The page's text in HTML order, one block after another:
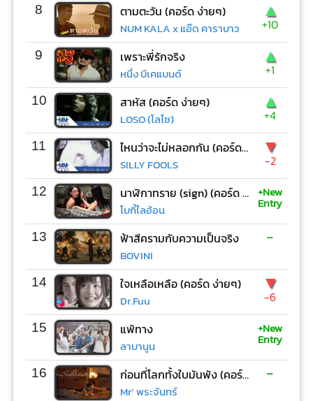
8 ตามตะวัน (คอร์ด ง่ายๆ)
NUM KALA x แอ๊ด คาราบาว
▲
+10
9 เพราะพี่รักจริง
หนึ่ง บีเคแบนด์
▲
+1
10 สาหัส (คอร์ด ง่ายๆ)
LOSO (โลโซ)
▲
+4
11 ไหนว่าจะไม่หลอกกัน (คอร์ด ง่ายๆ)
SILLY FOOLS
▼
-2
12 นาฬิกาทราย (sign) (คอร์ด ง่ายๆ)
โบกี้ไลอ้อน
+New
Entry
13 ฟ้าสีครามกับความเป็นจริง
BOVINI
-
14 ใจเหลือเหลือ (คอร์ด ง่ายๆ)
Dr.Fuu
▼
-6
15 แพ้ทาง
ลาบานูน
+New
Entry
16 ก่อนที่โลกทั้งใบมันพัง (คอร์ด ง่ายๆ)
Mr’ พระจันทร์
-